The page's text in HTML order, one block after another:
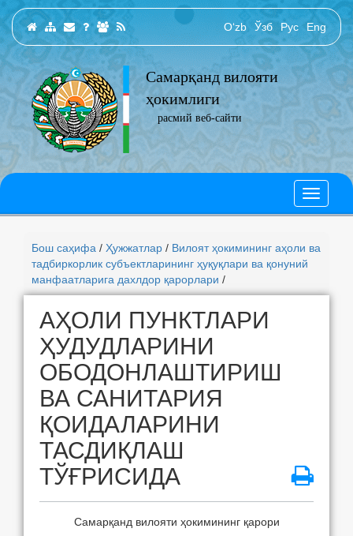
O‘zb Ўзб Рус Eng
Самарқанд вилояти
ҳокимлиги
расмий веб-сайти
Бош саҳифа / Ҳужжатлар / Вилоят ҳокимининг аҳоли ва
тадбиркорлик субъектларининг ҳуқуқлари ва қонуний
манфаатларига дахлдор қарорлари /
АҲОЛИ ПУНКТЛАРИ
ҲУДУДЛАРИНИ
ОБОДОНЛАШТИРИШ
ВА САНИТАРИЯ
ҚОИДАЛАРИНИ
ТАСДИҚЛАШ
ТЎҒРИСИДА
Самарқанд вилояти ҳокимининг қарори